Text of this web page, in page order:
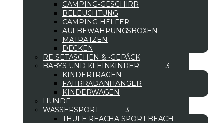
CAMPING-GESCHIRR
BELEUCHTUNG
CAMPING HELFER
AUFBEWAHRUNGSBOXEN
MATRATZEN
DECKEN
REISETASCHEN & -GEPÄCK
BABYS UND KLEINKINDER
KINDERTRAGEN
FAHRRADANHÄNGER
KINDERWAGEN
HUNDE
WASSERSPORT
THULE REACHA SPORT BEACH